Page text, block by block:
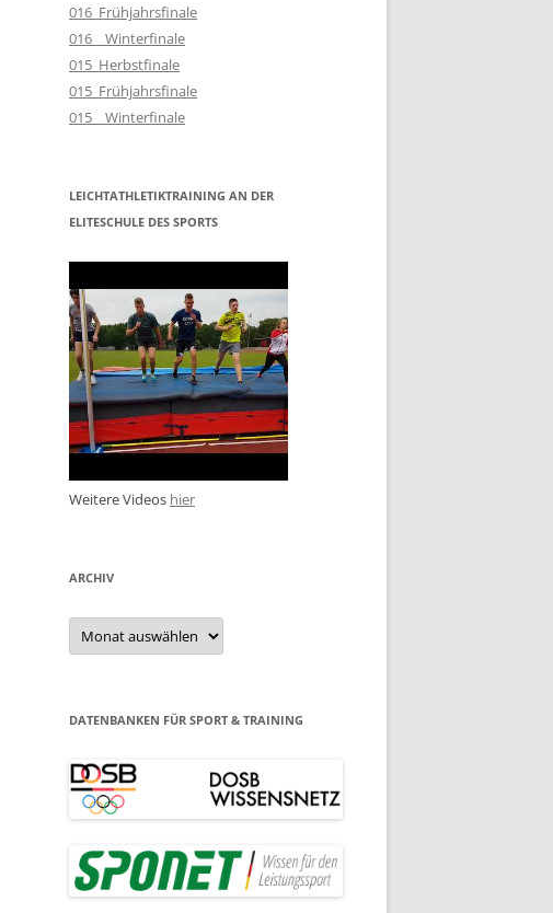
016_Frühjahrsfinale
016__Winterfinale
015_Herbstfinale
015_Frühjahrsfinale
015__Winterfinale
LEICHTATHLETIKTRAINING AN DER
ELITESCHULE DES SPORTS
Weitere Videos hier
ARCHIV
Archiv
DATENBANKEN FÜR SPORT & TRAINING